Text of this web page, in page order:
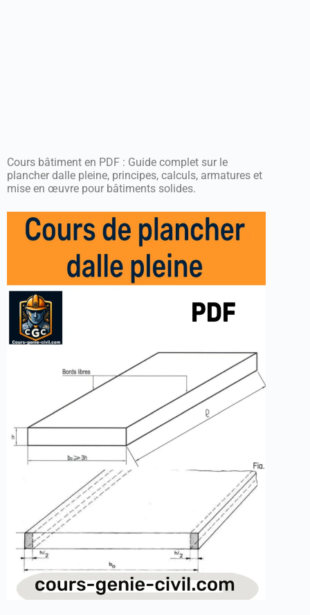
Cours bâtiment en PDF : Guide complet sur le
plancher dalle pleine, principes, calculs, armatures et
mise en œuvre pour bâtiments solides.